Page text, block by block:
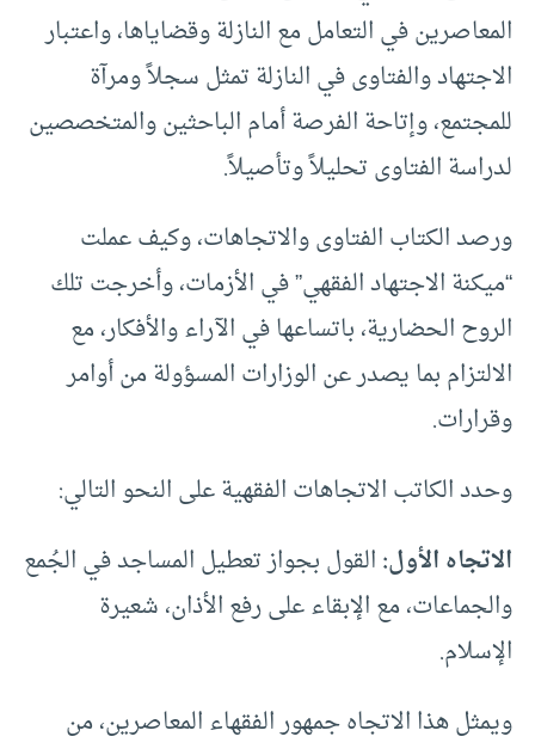
المعاصرين في التعامل مع النازلة وقضاياها، واعتبار
الاجتهاد والفتاوى في النازلة تمثل سجلاً ومرآة
للمجتمع، وإتاحة الفرصة أمام الباحثين والمتخصصين
لدراسة الفتاوى تحليلاً وتأصيلاً.
ورصد الكتاب الفتاوى والاتجاهات، وكيف عملت
“ميكنة الاجتهاد الفقهي” في الأزمات، وأخرجت تلك
الروح الحضارية، باتساعها في الآراء والأفكار، مع
الالتزام بما يصدر عن الوزارات المسؤولة من أوامر
وقرارات.
وحدد الكاتب الاتجاهات الفقهية على النحو التالي:
الاتجاه الأول:القول بجواز تعطيل المساجد في الجُمع
والجماعات، مع الإبقاء على رفع الأذان، شعيرة
الإسلام.
ويمثل هذا الاتجاه جمهور الفقهاء المعاصرين، من